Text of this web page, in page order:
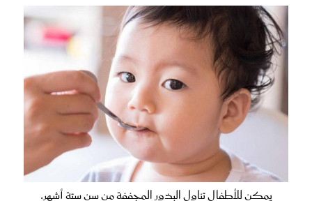
يمكن للأطفال تناول البذور المجففة من سن ستة أشهر.